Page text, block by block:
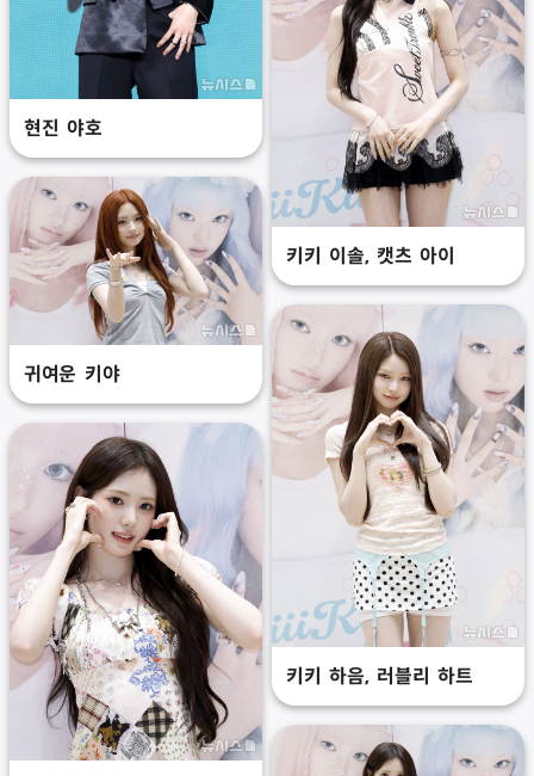
현진 야호
키키 이솔, 캣츠 아이
귀여운 키야
키키 하음, 러블리 하트